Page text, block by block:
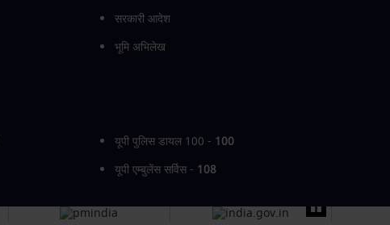
सरकारी आदेश
भूमि अभिलेख
यूपी पुलिस डायल 100 - 100
यूपी एम्बुलेंस सर्विस - 108